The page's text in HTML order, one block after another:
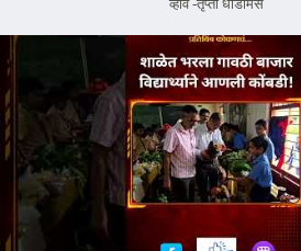
व्हावे -तृप्ती धोडमिसे